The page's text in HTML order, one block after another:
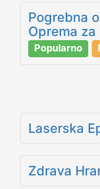
Pogrebna
Oprema za
Popularno
Laserska
Zdrava